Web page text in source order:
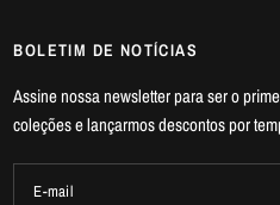
BOLETIM DE NOTÍCIAS
Assine nossa newsletter para ser o
coleções e lançarmos descontos por
E-mail